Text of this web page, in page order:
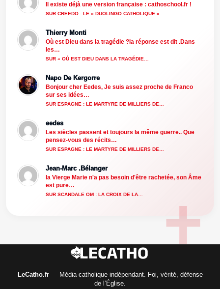
Il existe déjà une version française : cathoschool.fr !
SUR CREEDO : LE « DUOLINGO CATHOLIQUE »…
Thierry Monti
Où est Dieu dans la tragédie ?la réponse est dit .Dans
les…
SUR « OÙ EST DIEU DANS LA TRAGÉDIE…
Napo De Kergorre
Bonjour cher Eedes, Je suis assez proche de Franco
sur ses idées…
SUR ESPAGNE : LE MARTYRE DE MILLIERS DE…
eedes
Les siècles passent et toujours la même guerre.. Que
pensez-vous des récits…
SUR ESPAGNE : LE MARTYRE DE MILLIERS DE…
Jean-Marc .Bélanger
la Vierge Marie n'a pas besoin d'être rachetée, son Âme
est pure…
SUR SCANDALE OM : LA CROIX DE LA…
LeCatho.fr— Média catholique indépendant. Foi, vérité, défense
de l’Église.